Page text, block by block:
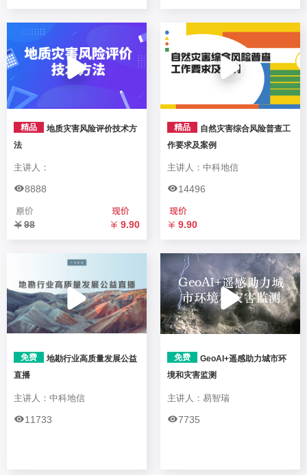
精品
地质灾害风险评价技术方
法
主讲人：
8888
98 9.90
精品
自然灾害综合风险普查工
作要求及案例
主讲人：中科地信
14496
9.90
免费
地勘行业高质量发展公益
直播
主讲人：中科地信
11733
免费
GeoAI+遥感助力城市环
境和灾害监测
主讲人：易智瑞
7735